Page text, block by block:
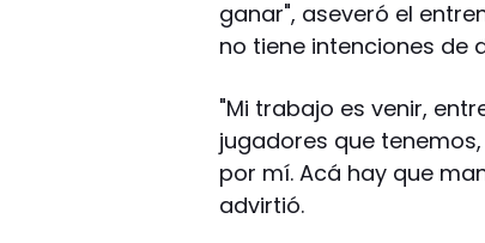
ganar", aseveró el
no tiene intenciones de
"Mi trabajo es venir,
jugadores que
por mí. Acá hay que
advirtió.